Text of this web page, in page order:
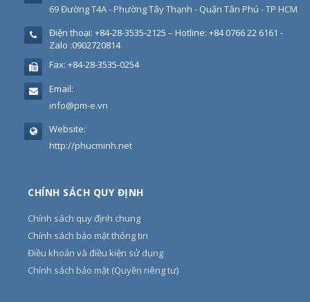
69 Đường T4A - Phường Tây Thạnh - Quận Tân Phú - TP HCM
Điện thoại: +84-28-3535-2125 – Hotline: +84 0766 22 6161 -
Zalo :0902720814
Fax: +84-28-3535-0254
Email:
info@pm-e.vn
Website:
http://phucminh.net
CHÍNH SÁCH QUY ĐỊNH
Chính sách quy định chung
Chính sách bảo mật thông tin
Điều khoản và điều kiện sử dụng
Chính sách bảo mật (Quyền riêng tư)